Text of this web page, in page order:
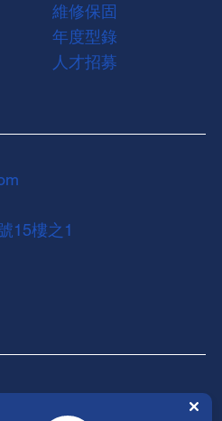
15樓之1
維修保固
年度型錄
人才招募